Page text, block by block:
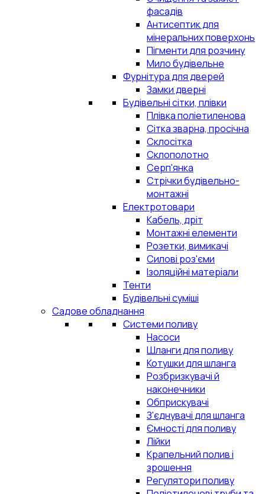
фасадів
Антисептик для
мінеральних поверхонь
Пігменти для розчину
Мило будівельне
Фурнітура для дверей
Замки дверні
Будівельні сітки, плівки
Плівка поліетиленова
Сітка зварна, просічна
Склосітка
Склополотно
Серп'янка
Стрічки будівельно-
монтажні
Електротовари
Кабель, дріт
Монтажні елементи
Розетки, вимикачі
Силові роз'єми
Ізоляційні матеріали
Тенти
Будівельні суміші
Садове обладнання
Системи поливу
Насоси
Шланги для поливу
Котушки для шланга
Розбризкувачі й
наконечники
Обприскувачі
З'єднувачі для шланга
Ємності для поливу
Лійки
Крапельний полив і
зрошення
Регулятори поливу